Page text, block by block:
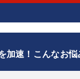
加速！こんなお悩